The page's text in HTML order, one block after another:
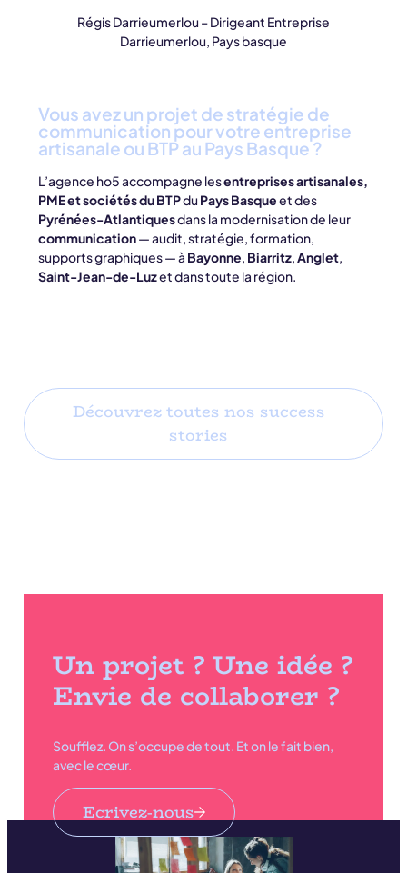
Régis Darrieumerlou – Dirigeant Entreprise
Darrieumerlou, Pays basque
Vous avez un projet de stratégie de
communication pour votre entreprise
artisanale ou BTP au Pays Basque ?
L’agence ho5 accompagne lesentreprises artisanales,
PME et sociétés du BTPduPays Basqueet des
Pyrénées-Atlantiquesdans la modernisation de leur
communication— audit, stratégie, formation,
supports graphiques — à Bayonne Biarritz, Anglet,
Saint-Jean-de-Luzet dans toute la région.
Découvrez toutes nos success
stories
Un projet ? Une idée ?
Envie de collaborer ?
Soufflez. On s’occupe de tout. Et on le fait bien,
avec le cœur.
Ecrivez-nous